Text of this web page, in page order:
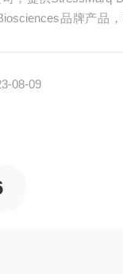
品牌产品
08-09